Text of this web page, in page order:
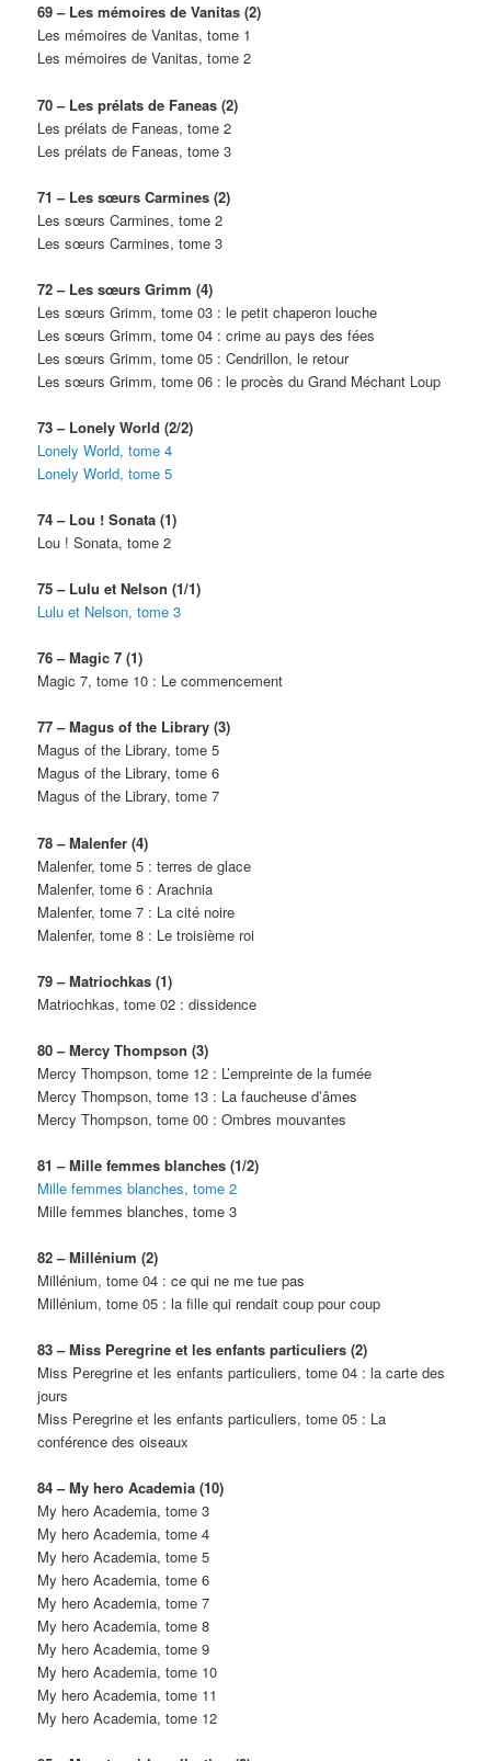
69 – Les mémoires de Vanitas (2)
Les mémoires de Vanitas, tome 1
Les mémoires de Vanitas, tome 2
70 – Les prélats de Faneas (2)
Les prélats de Faneas, tome 2
Les prélats de Faneas, tome 3
71 – Les sœurs Carmines (2)
Les sœurs Carmines, tome 2
Les sœurs Carmines, tome 3
72 – Les sœurs Grimm (4)
Les sœurs Grimm, tome 03 : le petit chaperon louche
Les sœurs Grimm, tome 04 : crime au pays des fées
Les sœurs Grimm, tome 05 : Cendrillon, le retour
Les sœurs Grimm, tome 06 : le procès du Grand Méchant Loup
73 – Lonely World (2/2)
Lonely World, tome 4
Lonely World, tome 5
74 – Lou ! Sonata (1)
Lou ! Sonata, tome 2
75 – Lulu et Nelson (1/1)
Lulu et Nelson, tome 3
76 – Magic 7 (1)
Magic 7, tome 10 : Le commencement
77 – Magus of the Library (3)
Magus of the Library, tome 5
Magus of the Library, tome 6
Magus of the Library, tome 7
78 – Malenfer (4)
Malenfer, tome 5 : terres de glace
Malenfer, tome 6 : Arachnia
Malenfer, tome 7 : La cité noire
Malenfer, tome 8 : Le troisième roi
79 – Matriochkas (1)
Matriochkas, tome 02 : dissidence
80 – Mercy Thompson (3)
Mercy Thompson, tome 12 : L’empreinte de la fumée
Mercy Thompson, tome 13 : La faucheuse d’âmes
Mercy Thompson, tome 00 : Ombres mouvantes
81 – Mille femmes blanches (1/2)
Mille femmes blanches, tome 2
Mille femmes blanches, tome 3
82 – Millénium (2)
Millénium, tome 04 : ce qui ne me tue pas
Millénium, tome 05 : la fille qui rendait coup pour coup
83 – Miss Peregrine et les enfants particuliers (2)
Miss Peregrine et les enfants particuliers, tome 04 : la carte des
jours
Miss Peregrine et les enfants particuliers, tome 05 : La
conférence des oiseaux
84 – My hero Academia (10)
My hero Academia, tome 3
My hero Academia, tome 4
My hero Academia, tome 5
My hero Academia, tome 6
My hero Academia, tome 7
My hero Academia, tome 8
My hero Academia, tome 9
My hero Academia, tome 10
My hero Academia, tome 11
My hero Academia, tome 12